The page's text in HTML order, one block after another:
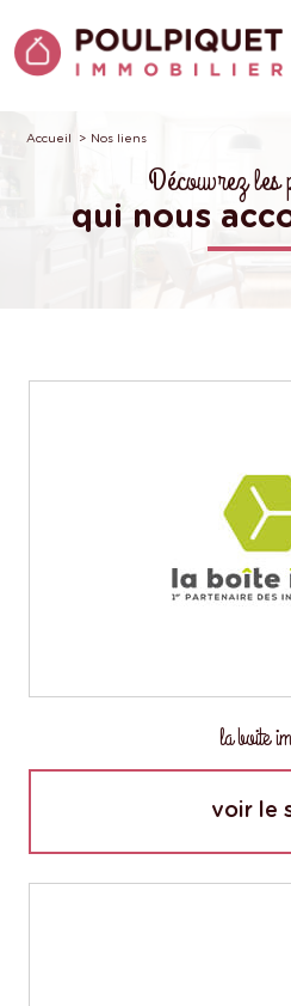
Accueil Nos liens
Découvrez les
qui nous
la boite
voir le